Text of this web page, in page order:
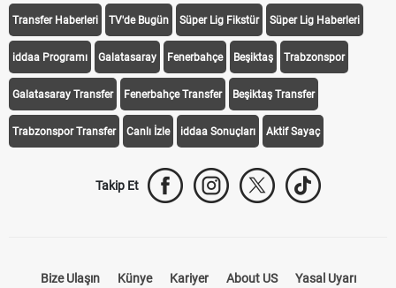
Transfer Haberleri TV'de Bugün Süper Lig Fikstür Süper Lig Haberleri
iddaa Programı Galatasaray Fenerbahçe Beşiktaş Trabzonspor
Galatasaray Transfer Fenerbahçe Transfer Beşiktaş Transfer
Trabzonspor Transfer Canlı İzle iddaa Sonuçları Aktif Sayaç
Takip Et
Bize Ulaşın Künye Kariyer About US Yasal Uyarı